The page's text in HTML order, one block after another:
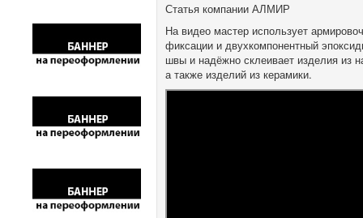
Статья компании АЛМИР
На видео мастер использует
фиксации и двухкомпонентный
швы и надёжно склеивает изделия из
а также изделий из керамики.